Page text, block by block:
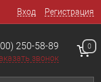
Вход Регистрация
250-58-89
звонок
0